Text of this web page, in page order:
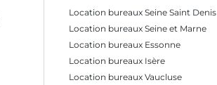
Location bureaux Seine Saint Denis
Location bureaux Seine et Marne
Location bureaux Essonne
Location bureaux Isère
Location bureaux Vaucluse